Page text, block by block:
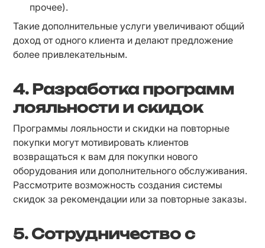
прочее).
Такие дополнительные услуги увеличивают общий
доход от одного клиента и делают предложение
более привлекательным.
4. Разработка программ
лояльности и скидок
Программы лояльности и скидки на повторные
покупки могут мотивировать клиентов
возвращаться к вам для покупки нового
оборудования или дополнительного обслуживания.
Рассмотрите возможность создания системы
скидок за рекомендации или за повторные заказы.
5. Сотрудничество с